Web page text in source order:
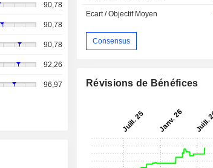
90,78
90,78
90,78
92,26
96,97
Ecart / Objectif Moyen
Consensus
Révisions de Bénéfices